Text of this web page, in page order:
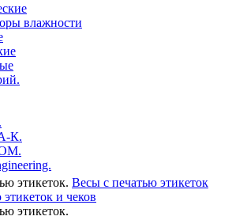
влажности
Весы с печатью этикеток
и чеков